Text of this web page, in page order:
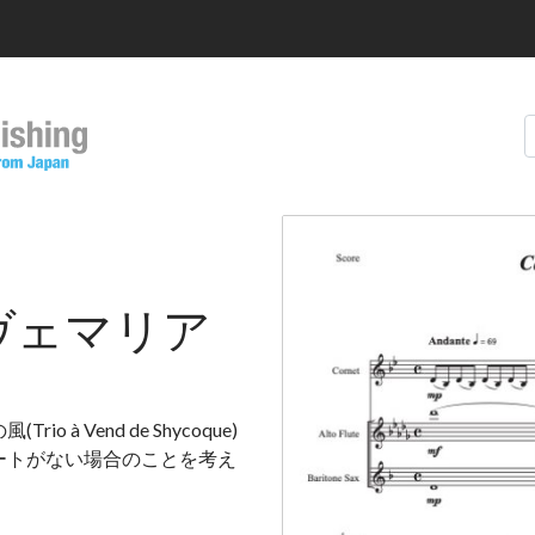
マリア
(Trio à Vend de Shycoque)
がない場合のことを考え